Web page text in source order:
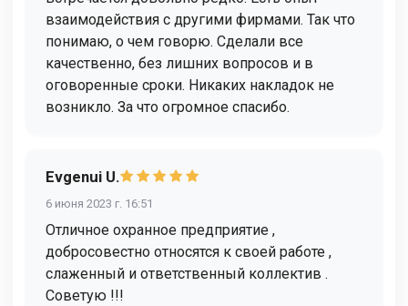
взаимодействия с другими фирмами. Так что
понимаю, о чем говорю. Сделали все
качественно, без лишних вопросов и в
оговоренные сроки. Никаких накладок не
возникло. За что огромное спасибо.
Evgenui U.
6 июня 2023 г. 16:51
Отличное охранное предприятие ,
добросовестно относятся к своей работе ,
слаженный и ответственный коллектив .
Советую !!!